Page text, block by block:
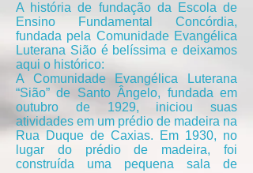
A história de fundação da Escola de
Ensino Fundamental Concórdia,
fundada pela Comunidade Evangélica
Luterana Sião é belíssima e deixamos
aqui o histórico:
A Comunidade Evangélica Luterana
“Sião” de Santo Ângelo, fundada em
outubro de 1929, iniciou suas
atividades em um prédio de madeira na
Rua Duque de Caxias. Em 1930, no
lugar do prédio de madeira, foi
construída uma pequena sala de